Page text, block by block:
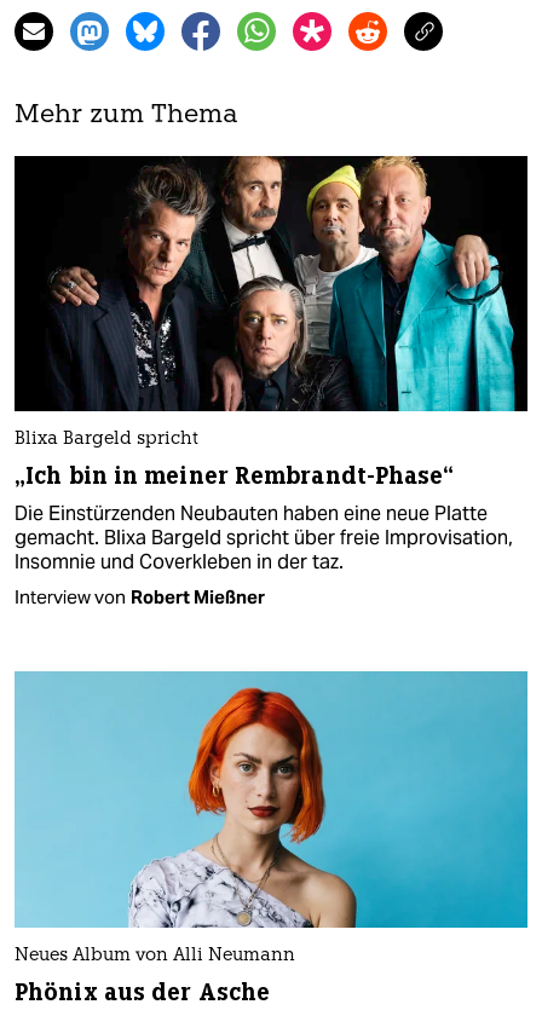
Mehr zum Thema
Blixa Bargeld spricht
„Ich bin in meiner Rembrandt-Phase“
Die Einstürzenden Neubauten haben eine neue Platte
gemacht. Blixa Bargeld spricht über freie Improvisation,
Insomnie und Coverkleben in der taz.
Interview von Robert Mießner
Neues Album von Alli Neumann
Phönix aus der Asche